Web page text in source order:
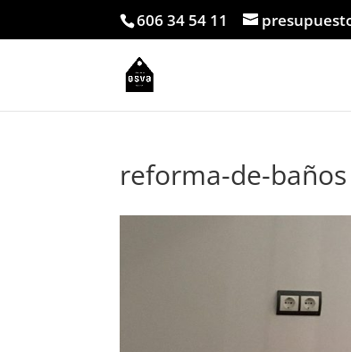
606 34 54 11
reforma-de-baños